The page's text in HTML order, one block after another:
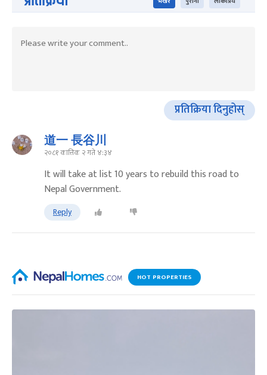
प्रतिक्रिया दिनुहोस्
道一 長谷川
२०८१ कात्तिक २ गते ४:३४
It will take at list 10 years to rebuild this road to
Nepal Government.
Reply
HOT PROPERTIES